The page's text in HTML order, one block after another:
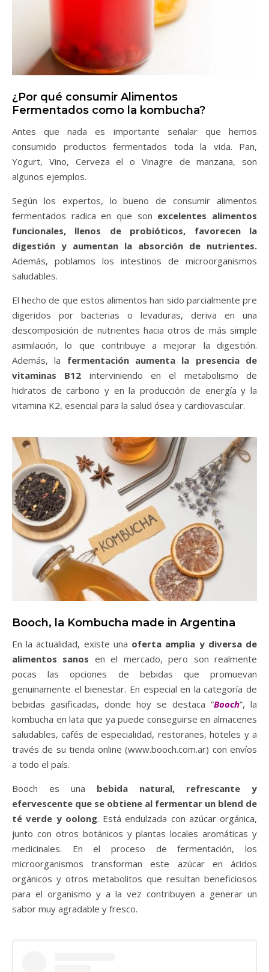
¿Por qué consumir Alimentos
Fermentados como la kombucha?
Antes que nada es importante señalar que hemos
consumido productos fermentados toda la vida. Pan,
Yogurt, Vino, Cerveza el o Vinagre de manzana, son
algunos ejemplos.
Según los expertos, lo bueno de consumir alimentos
fermentados radica en que son excelentes alimentos
funcionales, llenos de probióticos, favorecen la
digestión y aumentan la absorción de nutrientes.
Además, poblamos los intestinos de microorganismos
saludables.
El hecho de que estos alimentos han sido parcialmente pre
digeridos por bacterias o levaduras, deriva en una
descomposición de nutrientes hacia otros de más simple
asimilación, lo que contribuye a mejorar la digestión.
Además, la fermentación aumenta la presencia de
vitaminas B12 interviniendo en el metabolismo de
hidratos de carbono y en la producción de energía y la
vitamina K2, esencial para la salud ósea y cardiovascular.
Booch, la Kombucha made in Argentina
En la actualidad, existe una oferta amplia y diversa de
alimentos sanos en el mercado, pero son realmente
pocas las opciones de bebidas que promuevan
genuinamente el bienestar. En especial en la categoría de
bebidas gasificadas, donde hoy se destaca “Booch”, la
kombucha en lata que ya puede conseguirse en almacenes
saludables, cafés de especialidad, restoranes, hoteles y a
través de su tienda online (www.booch.com.ar) con envíos
a todo el país.
Booch es una bebida natural, refrescante y
efervescente que se obtiene al fermentar un blend de
té verde y oolong. Está endulzada con azúcar orgánica,
junto con otros botánicos y plantas locales aromáticas y
medicinales. En el proceso de fermentación, los
microorganismos transforman este azúcar en ácidos
orgánicos y otros metabolitos que resultan beneficiosos
para el organismo y a la vez contribuyen a generar un
sabor muy agradable y fresco.